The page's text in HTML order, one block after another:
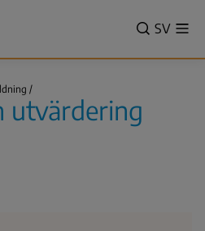
VALITSE
SV
utvärdering
2021–
utvärdering